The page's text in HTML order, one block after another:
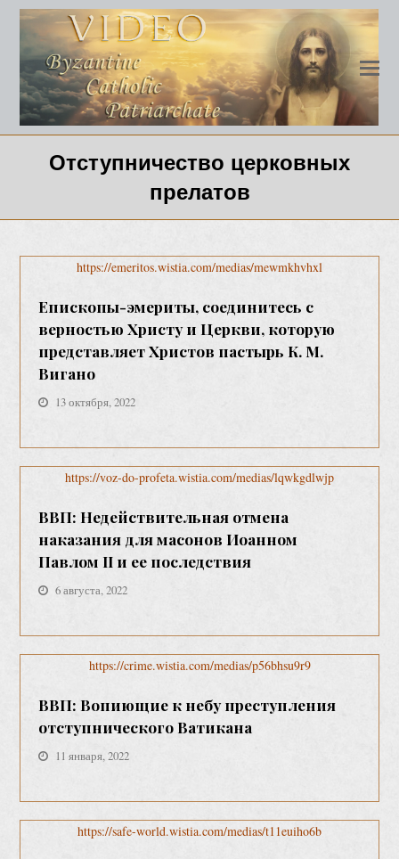
Отступничество церковных
прелатов
https://emeritos.wistia.com/medias/mewmkhvhxl
Епископы-эмериты, соединитесь с
верностью Христу и Церкви, которую
представляет Христов пастырь К. М.
Вигано
13 октября, 2022
https://voz-do-profeta.wistia.com/medias/lqwkgdlwjp
ВВП: Недействительная отмена
наказания для масонов Иоанном
Павлом II и ее последствия
6 августа, 2022
https://crime.wistia.com/medias/p56bhsu9r9
ВВП: Вопиющие к небу преступления
отступнического Ватикана
11 января, 2022
https://safe-world.wistia.com/medias/t11euiho6b